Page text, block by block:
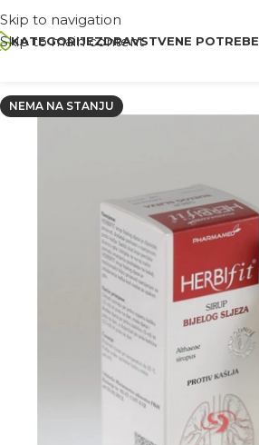
Skip to navigation
Skip to main content
KATEGORIJEZDRAVSTVENE POTREBE
NEMA NA STANJU